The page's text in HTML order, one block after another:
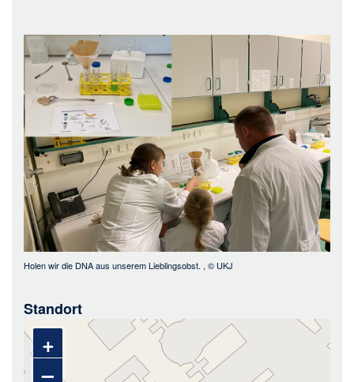
Bild
Holen wir die DNA aus unserem Lieblingsobst. , © UKJ
Standort
+
–